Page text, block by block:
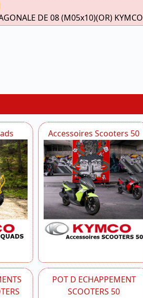
DE 08 (M05x10)(OR) KYMCO
Accessoires Scooters 50
POT D ECHAPPEMENT
SCOOTERS 50